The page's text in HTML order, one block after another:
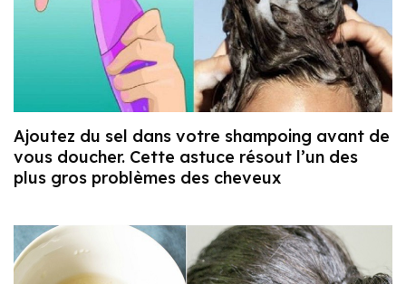
Ajoutez du sel dans votre shampoing avant de
vous doucher. Cette astuce résout l’un des
plus gros problèmes des cheveux